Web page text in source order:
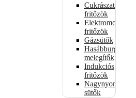
Cukrászati
fritőzök
Elektromos
fritőzök
Gázsütők
Hasábburgonya
melegítők
Indukciós
fritőzök
Nagynyomású
sütők